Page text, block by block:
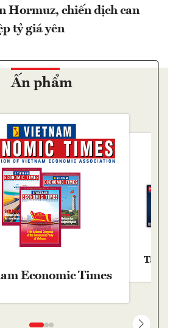
Hormuz, chiến dịch can
tỷ giá yên
Ấn phẩm
Economic Times
Tạp